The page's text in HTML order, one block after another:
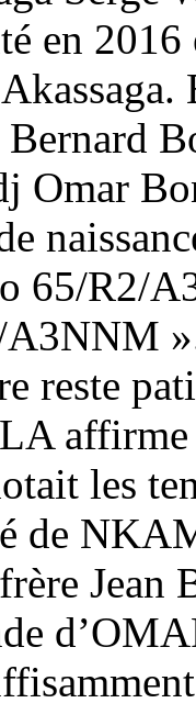
en
Omar
65/R2/
A3NNM
reste
affirme
les
de
Jean